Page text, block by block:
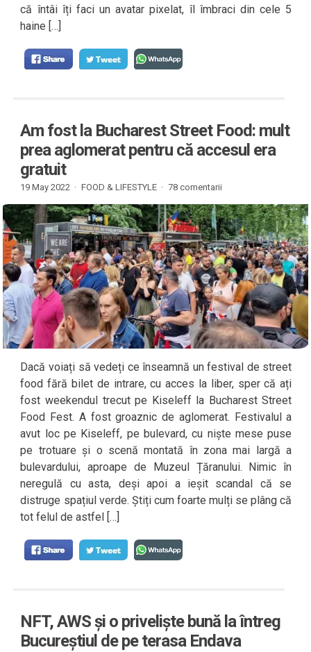
că întâi îți faci un avatar pixelat, îl îmbraci din cele 5
haine […]
Am fost la Bucharest Street Food: mult
prea aglomerat pentru că accesul era
gratuit
19 May 2022 · FOOD & LIFESTYLE · 78 comentarii
Dacă voiați să vedeți ce înseamnă un festival de street
food fără bilet de intrare, cu acces la liber, sper că ați
fost weekendul trecut pe Kiseleff la Bucharest Street
Food Fest. A fost groaznic de aglomerat. Festivalul a
avut loc pe Kiseleff, pe bulevard, cu niște mese puse
pe trotuare și o scenă montată în zona mai largă a
bulevardului, aproape de Muzeul Țăranului. Nimic în
neregulă cu asta, deși apoi a ieșit scandal că se
distruge spațiul verde. Știți cum foarte mulți se plâng că
tot felul de astfel […]
NFT, AWS și o priveliște bună la întreg
Bucureștiul de pe terasa Endava